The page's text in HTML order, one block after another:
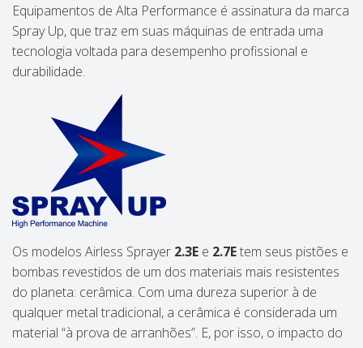
Equipamentos de Alta Performance é assinatura da marca
Spray Up, que traz em suas máquinas de entrada uma
tecnologia voltada para desempenho profissional e
durabilidade.
Os modelos Airless Sprayer 2.3E e 2.7Etem seus pistões e
bombas revestidos de um dos materiais mais resistentes
do planeta: cerâmica. Com uma dureza superior à de
qualquer metal tradicional, a cerâmica é considerada um
material “à prova de arranhões”. E, por isso, o impacto do